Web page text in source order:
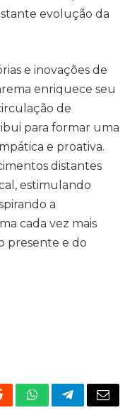
evolução da
e inovações de
enriquece seu
de
para formar uma
e proativa.
distantes
estimulando
a
cada vez mais
presente e do
WhatsAppTelegramEmail